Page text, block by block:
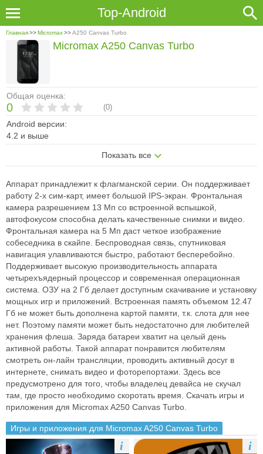
Top-Android
Главная>>Micromax>>A250 Canvas Turbo
Общая оценка:
0 (0)
Android версии:
4.2 и выше
Показать все
Micromax A250 Canvas Turbo
Аппарат принадлежит к флагманской серии. Он поддерживает
работу 2-х сим-карт, имеет большой IPS-экран. Фронтальная
камера разрешением 13 Мп со встроенной вспышкой,
автофокусом способна делать качественные снимки и видео.
Фронтальная камера на 5 Мп даст четкое изображение
собеседника в скайпе. Беспроводная связь, спутниковая
навигация улавливаются быстро, работают бесперебойно.
Поддерживает высокую производительность аппарата
четырехъядерный процессор и современная операционная
система. ОЗУ на 2 Гб делает доступным скачивание и установку
мощных игр и приложений. Встроенная память объемом 12.47
Гб не может быть дополнена картой памяти, т.к. слота для нее
нет. Поэтому памяти может быть недостаточно для любителей
хранения флеша. Заряда батареи хватит на целый день
активной работы. Такой аппарат понравится любителям
смотреть он-лайн трансляции, проводить активный досуг в
интернете, снимать видео и фоторепортажи. Здесь все
предусмотрено для того, чтобы владелец девайса не скучал
там, где просто необходимо скоротать время. Скачать игры и
приложения для Micromax A250 Canvas Turbo.
Игры и приложения для Micromax A250 Canvas Turbo
i i